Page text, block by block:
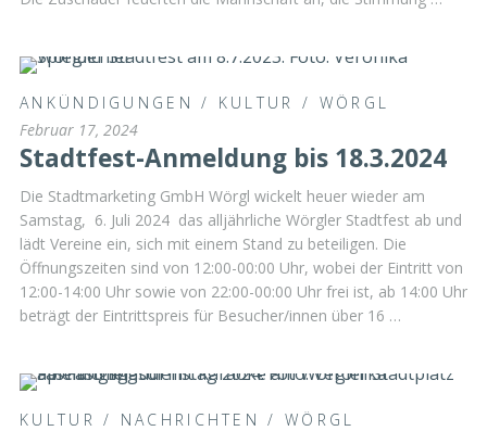
ANKÜNDIGUNGEN / KULTUR / WÖRGL
Februar 17, 2024
Stadtfest-Anmeldung bis 18.3.2024
Die Stadtmarketing GmbH Wörgl wickelt heuer wieder am
Samstag, 6. Juli 2024 das alljährliche Wörgler Stadtfest ab und
lädt Vereine ein, sich mit einem Stand zu beteiligen. Die
Öffnungszeiten sind von 12:00-00:00 Uhr, wobei der Eintritt von
12:00-14:00 Uhr sowie von 22:00-00:00 Uhr frei ist, ab 14:00 Uhr
beträgt der Eintrittspreis für Besucher/innen über 16 …
KULTUR / NACHRICHTEN /WÖRGL